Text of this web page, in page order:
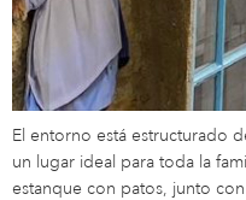
El entorno está estructurado
un lugar ideal para toda la
estanque con patos, junto